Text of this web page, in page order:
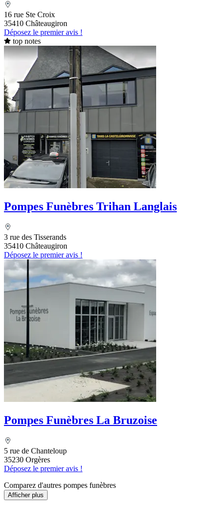
16 rue Ste Croix
35410 Châteaugiron
Déposez le premier avis !
top notes
Pompes Funèbres Trihan Langlais
3 rue des Tisserands
35410 Châteaugiron
Déposez le premier avis !
Pompes Funèbres La Bruzoise
5 rue de Chanteloup
35230 Orgères
Déposez le premier avis !
Comparez d'autres pompes funèbres
Afficher plus